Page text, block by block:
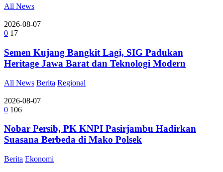
All News
2026-08-07
0 17
Semen Kujang Bangkit Lagi, SIG Padukan
Heritage Jawa Barat dan Teknologi Modern
All News Berita Regional
2026-08-07
0 106
Nobar Persib, PK KNPI Pasirjambu Hadirkan
Suasana Berbeda di Mako Polsek
Berita Ekonomi